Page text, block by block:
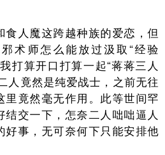
食人魔这跨越种族的爱恋，但
术师怎么能放过汲取“经验
打算开口打算一起“蒋蒋三人
人竟然是纯爱战士，之前无往
里竟然毫无作用。此等世间罕
结交一下，怎奈二人咄咄逼人
好事，无可奈何下只能安排他